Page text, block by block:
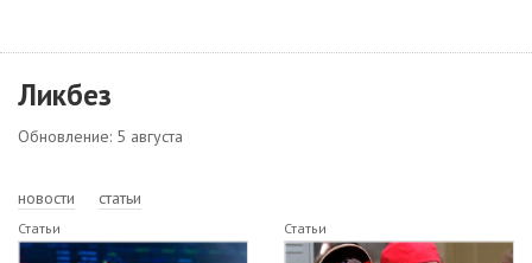
Ликбез
Обновление: 5 августа
новости статьи
Статьи Статьи